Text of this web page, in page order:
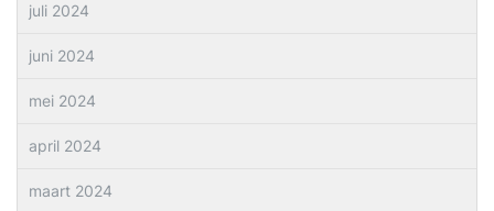
juli 2024
juni 2024
mei 2024
april 2024
maart 2024